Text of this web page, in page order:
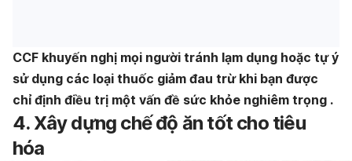
CCF khuyến nghị mọi người tránh lạm dụng hoặc tự ý
sử dụng các loại thuốc giảm đau trừ khi bạn được
chỉ định điều trị một vấn đề sức khỏe nghiêm trọng .
4. Xây dựng chế độ ăn tốt cho tiêu
hóa